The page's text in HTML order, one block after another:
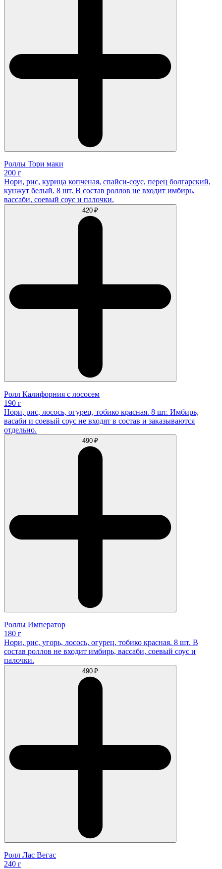
Роллы Тори маки
200 г
Нори, рис, курица копченая, спайси-соус, перец болгарский,
кунжут белый. 8 шт. В состав роллов не входит имбирь,
вассаби, соевый соус и палочки.
420 ₽
Ролл Калифорния с лососем
190 г
Нори, рис, лосось, огурец, тобико красная. 8 шт. Имбирь,
васаби и соевый соус не входят в состав и заказываются
отдельно.
490 ₽
Роллы Император
180 г
Нори, рис, угорь, лосось, огурец, тобико красная. 8 шт. В
состав роллов не входит имбирь, вассаби, соевый соус и
палочки.
490 ₽
Ролл Лас Вегас
240 г